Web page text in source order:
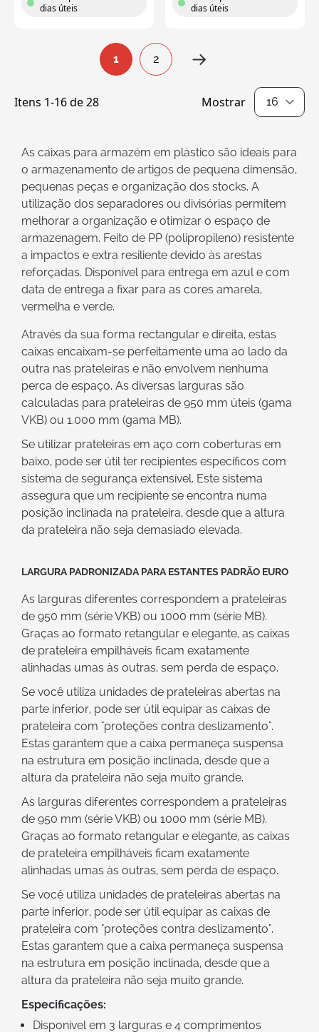
dias úteis
dias úteis
Itens 1-16de28
Página
Está de momento a ler a página
1
Página
2
Mostrar
As caixas para armazém em plástico são ideais para
o armazenamento de artigos de pequena dimensão,
pequenas peças e organização dos stocks. A
utilização dos separadores ou divisórias permitem
melhorar a organização e otimizar o espaço de
armazenagem. Feito de PP (polipropileno) resistente
a impactos e extra resiliente devido às arestas
reforçadas. Disponível para entrega em azul e com
data de entrega a fixar para as cores amarela,
vermelha e verde.
Através da sua forma rectangular e direita, estas
caixas encaixam-se perfeitamente uma ao lado da
outra nas prateleiras e não envolvem nenhuma
perca de espaço. As diversas larguras são
calculadas para prateleiras de 950 mm úteis (gama
VKB) ou 1.000 mm (gama MB).
Se utilizar prateleiras em aço com coberturas em
baixo, pode ser útil ter recipientes específicos com
sistema de segurança extensível. Este sistema
assegura que um recipiente se encontra numa
posição inclinada na prateleira, desde que a altura
da prateleira não seja demasiado elevada.
Largura padronizada para estantes padrão euro
As larguras diferentes correspondem a prateleiras
de 950 mm (série VKB) ou 1000 mm (série MB).
Graças ao formato retangular e elegante, as caixas
de prateleira empilháveis ficam exatamente
alinhadas umas às outras, sem perda de espaço.
Se você utiliza unidades de prateleiras abertas na
parte inferior, pode ser útil equipar as caixas de
prateleira com "proteções contra deslizamento".
Estas garantem que a caixa permaneça suspensa
na estrutura em posição inclinada, desde que a
altura da prateleira não seja muito grande.
As larguras diferentes correspondem a prateleiras
de 950 mm (série VKB) ou 1000 mm (série MB).
Graças ao formato retangular e elegante, as caixas
de prateleira empilháveis ficam exatamente
alinhadas umas às outras, sem perda de espaço.
Se você utiliza unidades de prateleiras abertas na
parte inferior, pode ser útil equipar as caixas de
prateleira com "proteções contra deslizamento".
Estas garantem que a caixa permaneça suspensa
na estrutura em posição inclinada, desde que a
altura da prateleira não seja muito grande.
Especificações:
Disponível em 3 larguras e 4 comprimentos